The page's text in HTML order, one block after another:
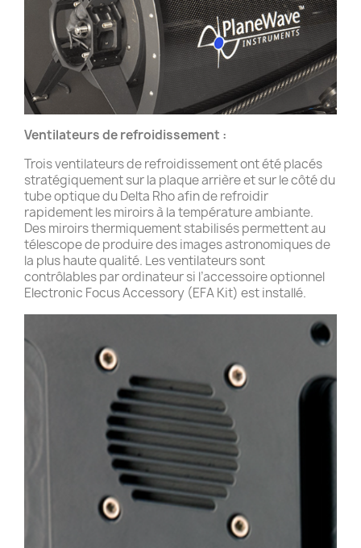
Ventilateurs de refroidissement :
Trois ventilateurs de refroidissement ont été placés
stratégiquement sur la plaque arrière et sur le côté du
tube optique du Delta Rho afin de refroidir
rapidement les miroirs à la température ambiante.
Des miroirs thermiquement stabilisés permettent au
télescope de produire des images astronomiques de
la plus haute qualité. Les ventilateurs sont
contrôlables par ordinateur si l’accessoire optionnel
Electronic Focus Accessory (EFA Kit) est installé.